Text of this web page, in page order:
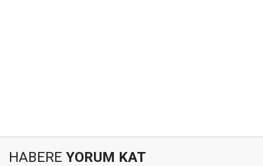
HABERE YORUM KAT